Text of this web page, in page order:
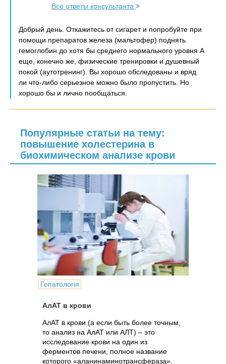
Все ответы консультанта
Добрый день. Откажитесь от сигарет и попробуйте при
помощи препаратов железа (мальтофер) поднять
гемоглобин до хотя бы среднего нормального уровня А
еще, конечно же, физические тренировки и душевный
покой (аутотренинг). Вы хорошо обследованы и вряд
ли что-либо серьезное можно было пропустить. Но
хорошо бы и лично пообщаться.
Популярные статьи на тему:
повышение холестерина в
биохимическом анализе крови
Гепатологія
АлАТ в крови
АлАТ в крови (а если быть более точным,
то анализ на АлАТ или АЛТ) – это
исследование крови на один из
ферментов печени, полное название
которого «аланинаминотрансфераза».